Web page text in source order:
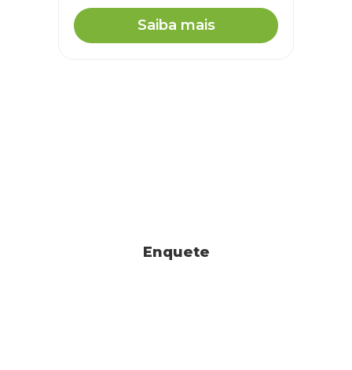
Saiba mais
Enquete